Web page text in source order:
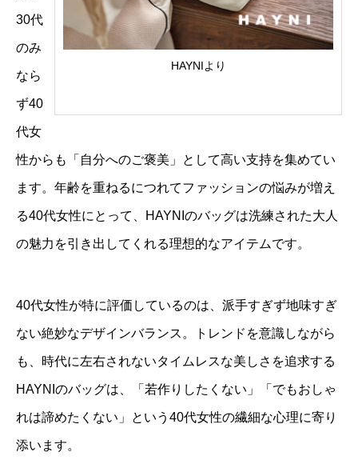
HAYNIより
30代
のみ
なら
ず40
代女
性からも「自分へのご褒美」として高い支持を集めてい
ます。年齢を重ねるにつれてファッションの悩みが増え
る40代女性にとって、HAYNIのバッグは洗練された大人
の魅力を引き出してくれる理想的なアイテムです。
40代女性が特に評価しているのは、派手すぎず地味すぎ
ない絶妙なデザインバランス。トレンドを意識しながら
も、時代に左右されないタイムレスな美しさを追求する
HAYNIのバッグは、「若作りしたくない」「でもおしゃ
れは諦めたくない」という40代女性の繊細な心理に寄り
添います。